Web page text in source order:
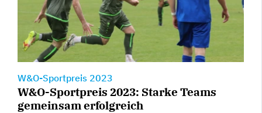
W&O-Sportpreis 2023
W&O-Sportpreis 2023: Starke Teams
gemeinsam erfolgreich